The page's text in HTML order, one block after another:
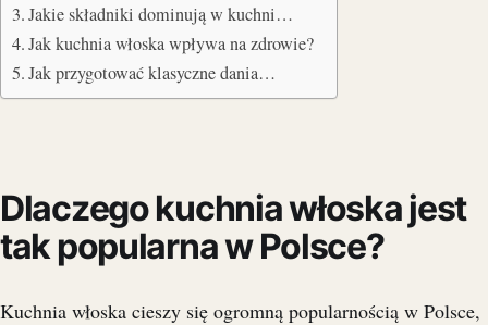
Jakie składniki dominują w kuchni…
Jak kuchnia włoska wpływa na zdrowie?
Jak przygotować klasyczne dania…
Dlaczego kuchnia włoska jest
tak popularna w Polsce?
Kuchnia włoska cieszy się ogromną popularnością w Polsce,